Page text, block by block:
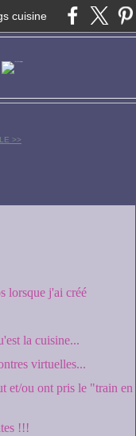
cuisine
>>
lorsque j'ai créé
la cuisine...
virtuelles...
et/ou ont pris le "train en
!!!